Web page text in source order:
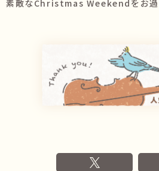
素敵なChristmas Weekendをお